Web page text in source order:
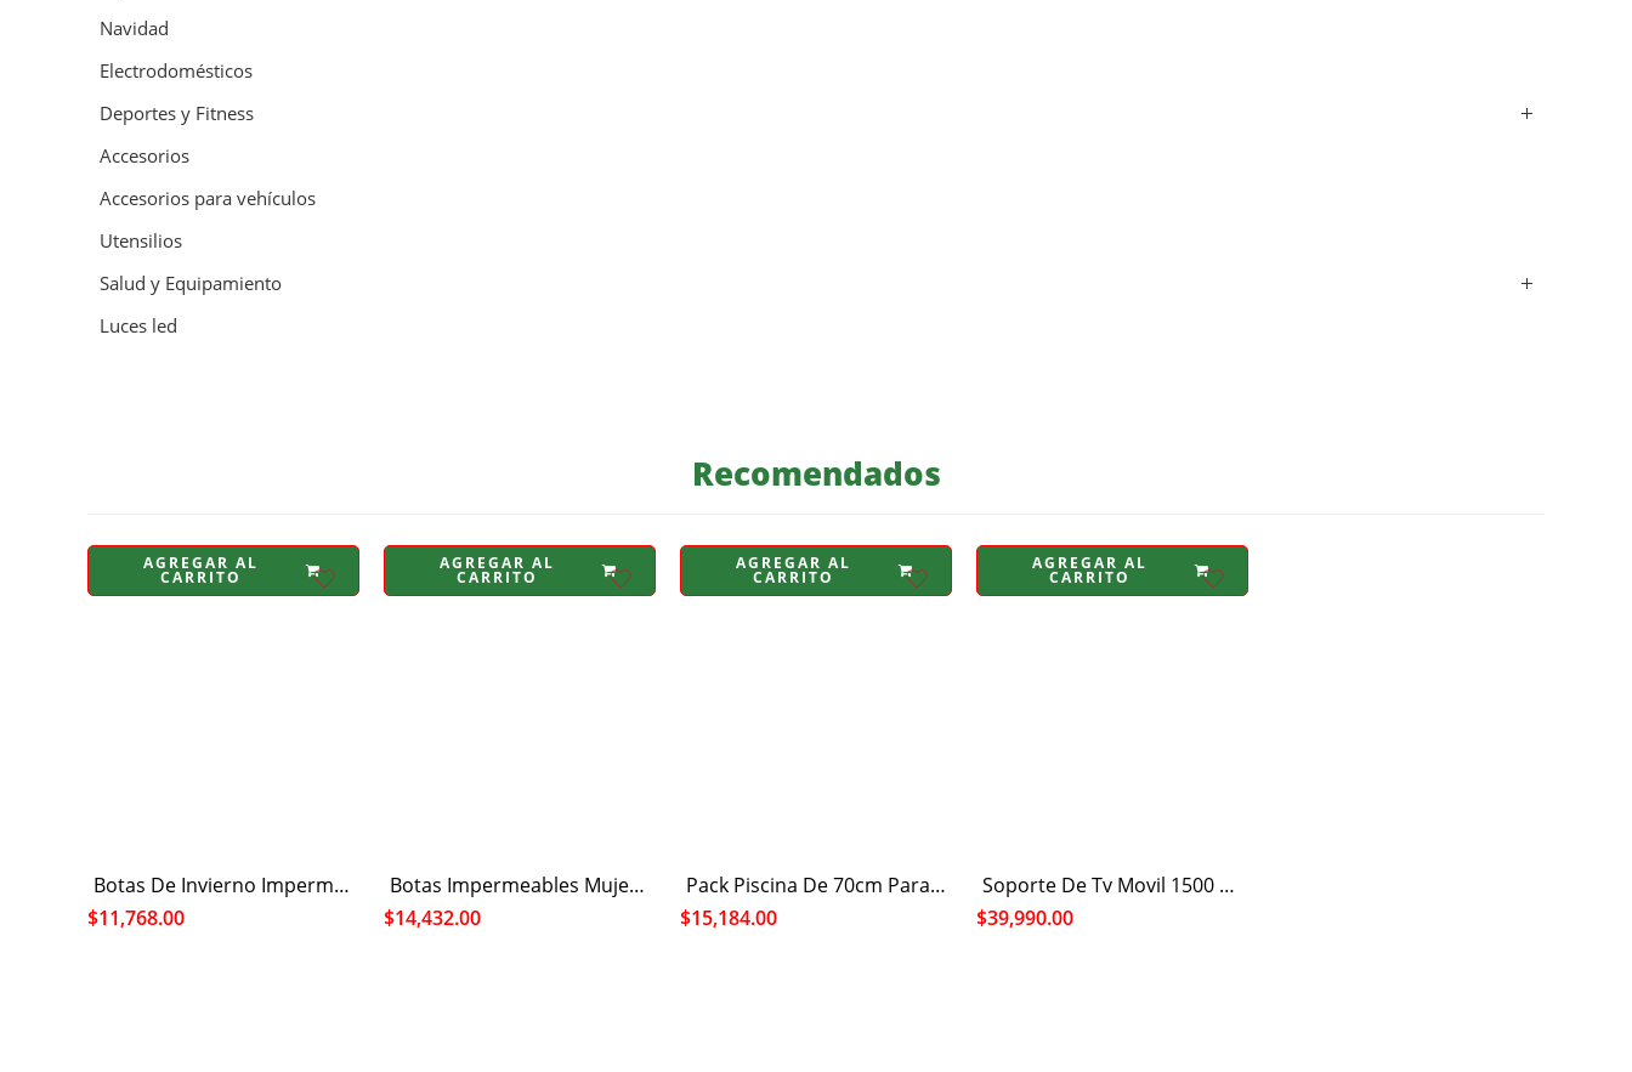
Navidad
Electrodomésticos
Deportes y Fitness
Accesorios
Accesorios para vehículos
Utensilios
Salud y Equipamiento
Luces led
Recomendados
AGREGAR AL
CARRITO
Botas De Invierno Impermeable Para Niños Botas Térmicas
$11,768.00
AGREGAR AL
CARRITO
Botas Impermeables Mujer Chiporro Invierno Temporada
$14,432.00
AGREGAR AL
CARRITO
Pack Piscina De 70cm Para Bebés + 100 Pelotas Para Piscina
$15,184.00
AGREGAR AL
CARRITO
Soporte De Tv Movil 1500 Mobile Tv Trolley 32 – 75
$39,990.00